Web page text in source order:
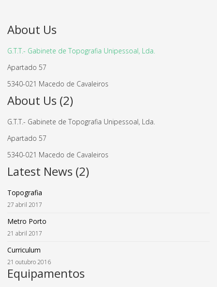
About Us
G.T.T.- Gabinete de Topografia Unipessoal, Lda.
Apartado 57
5340-021 Macedo de Cavaleiros
About Us (2)
G.T.T.- Gabinete de Topografia Unipessoal, Lda.
Apartado 57
5340-021 Macedo de Cavaleiros
Latest News (2)
Topografia
27 abril 2017
Metro Porto
21 abril 2017
Curriculum
21 outubro 2016
Equipamentos